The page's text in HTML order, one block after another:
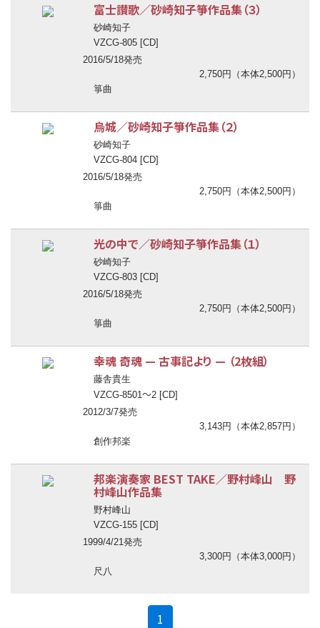
富士讃歌／砂崎知子箏作品集（３）
砂崎知子
VZCG-805 [CD]
2016/5/18発売
2,750円（本体2,500円）
箏曲
烏城／砂崎知子箏作品集（２）
砂崎知子
VZCG-804 [CD]
2016/5/18発売
2,750円（本体2,500円）
箏曲
光の中で／砂崎知子箏作品集（１）
砂崎知子
VZCG-803 [CD]
2016/5/18発売
2,750円（本体2,500円）
箏曲
幸魂 奇魂 — 古事記より — （2枚組）
藤舎貴生
VZCG-8501〜2 [CD]
2012/3/7発売
3,143円（本体2,857円）
創作邦楽
邦楽演奏家 BEST TAKE／野村峰山 野
村峰山作品集
野村峰山
VZCG-155 [CD]
1999/4/21発売
3,300円（本体3,000円）
尺八
1